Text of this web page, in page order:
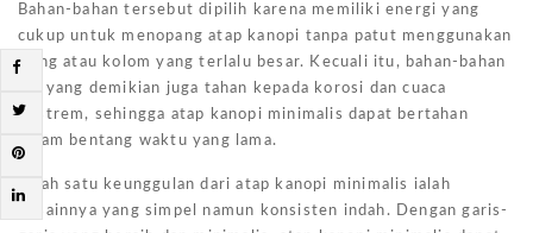
Bahan-bahan tersebut dipilih karena memiliki energi yang
cukup untuk menopang atap kanopi tanpa patut menggunakan
tiang atau kolom yang terlalu besar. Kecuali itu, bahan-bahan
hal yang demikian juga tahan kepada korosi dan cuaca
ekstrem, sehingga atap kanopi minimalis dapat bertahan
dalam bentang waktu yang lama.
Salah satu keunggulan dari atap kanopi minimalis ialah
desainnya yang simpel namun konsisten indah. Dengan garis-